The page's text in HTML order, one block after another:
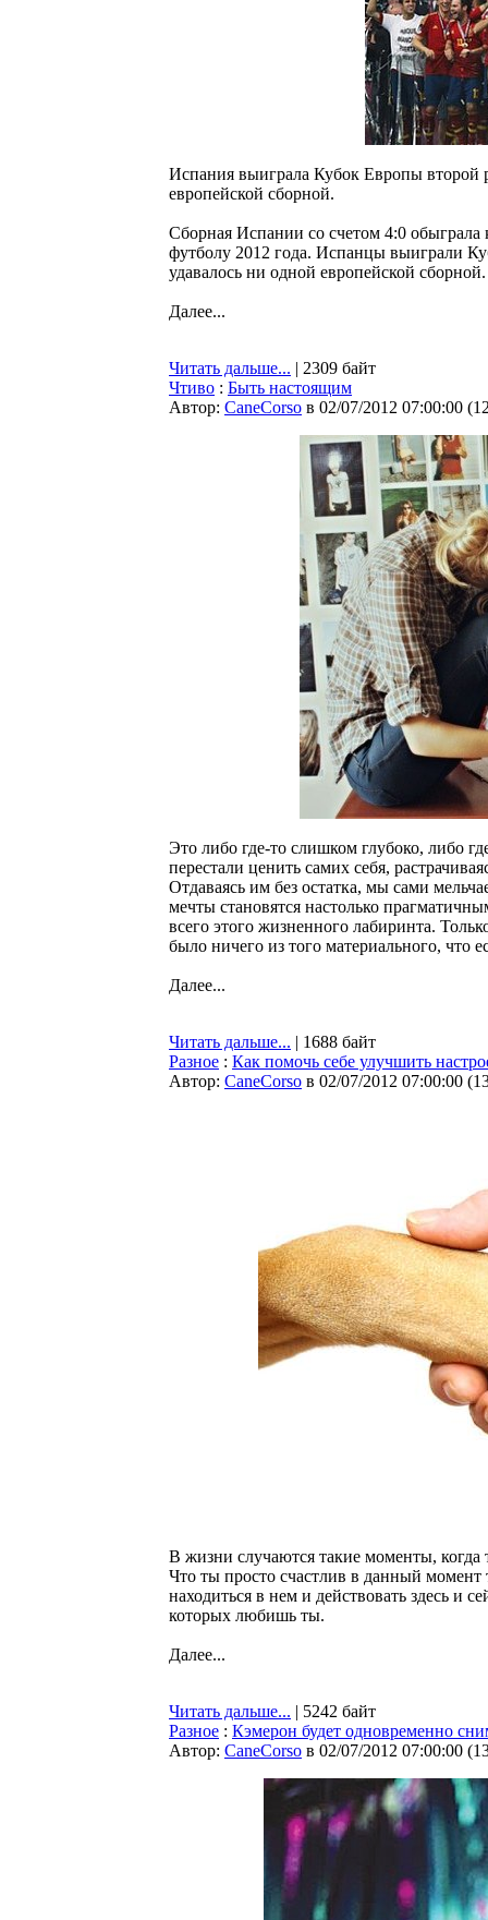
Испания выиграла Кубок Европы второй
европейской сборной.
Сборная Испании со счетом 4:0
футболу 2012 года. Испанцы выиграли
удавалось ни одной европейской сборной.
Далее...
Читать дальше... | 2309 байт
Чтиво : Быть настоящим
Автор: CaneCorso в 02/07/2012 07:00:00 (
Это либо где-то слишком глубоко, либо
перестали ценить самих себя,
Отдаваясь им без остатка, мы сами
мечты становятся настолько
всего этого жизненного лабиринта.
было ничего из того материального, что
Далее...
Читать дальше... | 1688 байт
Разное : Как помочь себе улучшить
Автор: CaneCorso в 02/07/2012 07:00:00 (
В жизни случаются такие моменты, когда
Что ты просто счастлив в данный
находиться в нем и действовать здесь и
которых любишь ты.
Далее...
Читать дальше... | 5242 байт
Разное : Кэмерон будет одновременно
Автор: CaneCorso в 02/07/2012 07:00:00 (